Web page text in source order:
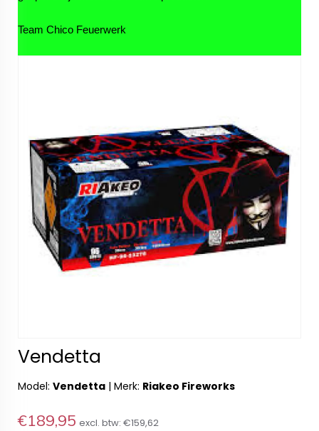
Team Chico Feuerwerk
Vendetta
Model: Vendetta | Merk: Riakeo Fireworks
€189,95 excl. btw: €159,62